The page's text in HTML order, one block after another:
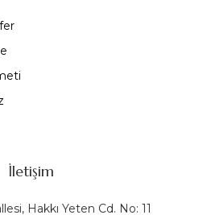
İletişim
Hakkı Yeten Cd. No: 11